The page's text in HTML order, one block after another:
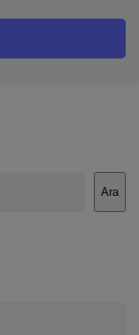
Ara